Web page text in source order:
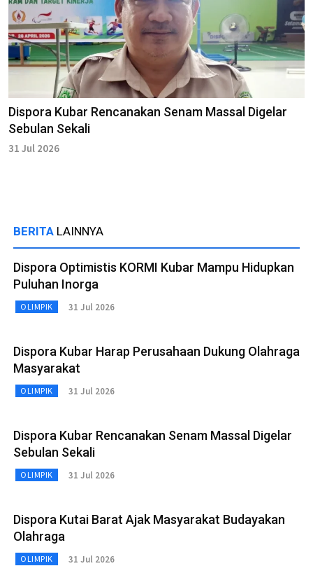
Dispora Kubar Rencanakan Senam Massal Digelar
Sebulan Sekali
31 Jul 2026
BERITA LAINNYA
Dispora Optimistis KORMI Kubar Mampu Hidupkan
Puluhan Inorga
OLIMPIK 31 Jul 2026
Dispora Kubar Harap Perusahaan Dukung Olahraga
Masyarakat
OLIMPIK 31 Jul 2026
Dispora Kubar Rencanakan Senam Massal Digelar
Sebulan Sekali
OLIMPIK 31 Jul 2026
Dispora Kutai Barat Ajak Masyarakat Budayakan
Olahraga
OLIMPIK 31 Jul 2026